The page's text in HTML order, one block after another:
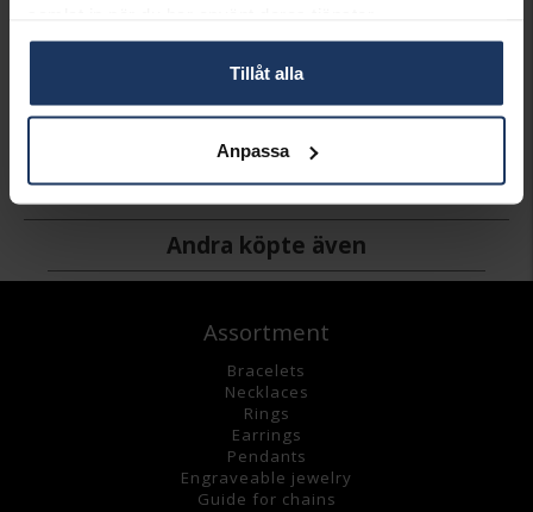
Tillåt alla
Anpassa
Kedja i äkta silver 42 cm
HALLBERGS GULD
Hängsmycke i äkta silver
HALLBERGS GULD
198:-
Andra köpte även
Assortment
Bracelets
Necklaces
Rings
Earrings
Pendants
Engraveable jewelry
Guide for chains